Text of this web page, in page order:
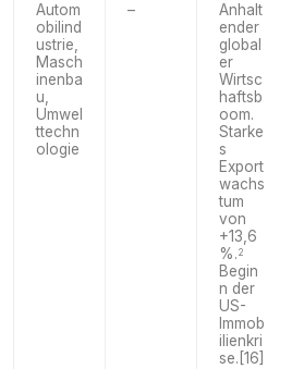
Autom
obilind
ustrie,
Masch
inenba
u,
Umwel
ttechn
ologie
–
Anhalt
ender
global
er
Wirtsc
haftsb
oom.
Starke
s
Export
wachs
tum
von
+13,6
%. 2
Begin
n der
US-
Immob
ilienkri
se.[16]